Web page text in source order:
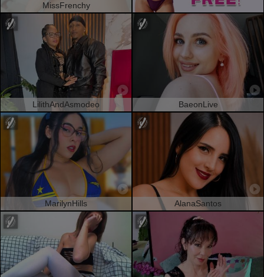
MissFrenchy
LilithAndAsmodeo BaeonLive
MarilynHills AlanaSantos